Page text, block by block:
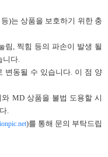
)는 상품을 보호하기 위한 충
림, 찍힘 등의 파손이 발생 될
니다.
변동될 수 있습니다. 이 점 양
MD 상품을 불법 도용할 시
.
)를 통해 문의 부탁드립